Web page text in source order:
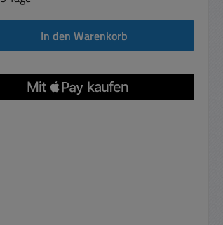
ein oder benutze die Schaltflächen um die
In den Warenkorb